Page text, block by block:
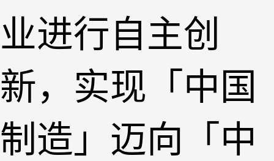
业进行自主创
新，实现「中国
制造」迈向「中